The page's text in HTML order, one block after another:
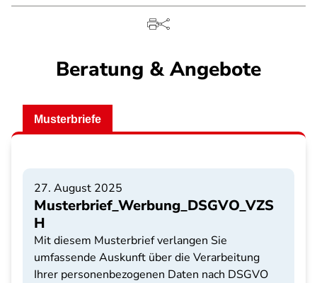
Beratung & Angebote
Musterbriefe
27. August 2025
Musterbrief_Werbung_DSGVO_VZS
H
Mit diesem Musterbrief verlangen Sie
umfassende Auskunft über die Verarbeitung
Ihrer personenbezogenen Daten nach DSGVO